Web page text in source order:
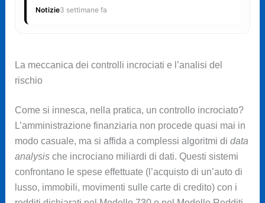
Notizie3 settimane fa
La meccanica dei controlli incrociati e l’analisi del
rischio
Come si innesca, nella pratica, un controllo incrociato?
L’amministrazione finanziaria non procede quasi mai in
modo casuale, ma si affida a complessi algoritmi di data
analysische incrociano miliardi di dati. Questi sistemi
confrontano le spese effettuate (l’acquisto di un’auto di
lusso, immobili, movimenti sulle carte di credito) con i